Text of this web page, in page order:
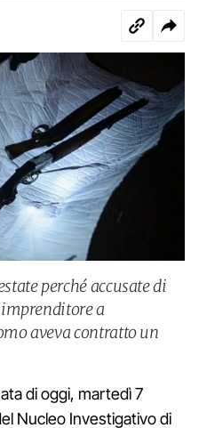
perché accusate di
a
aveva contratto un
di oggi, martedì 7
Nucleo Investigativo di